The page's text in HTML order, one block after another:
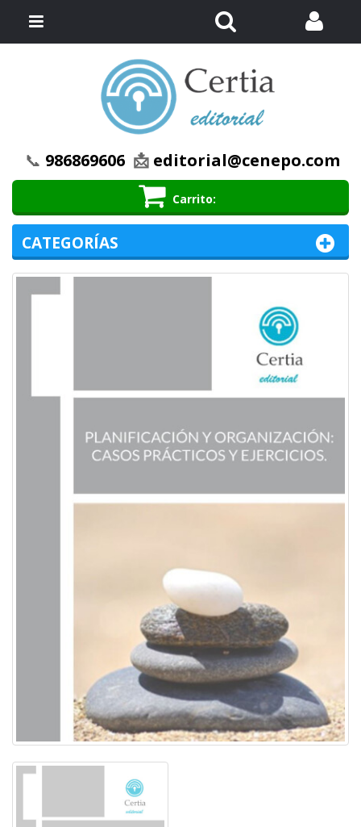
📞 986869606 📩 editorial@cenepo.com
Carrito
Menú
CATEGORÍAS